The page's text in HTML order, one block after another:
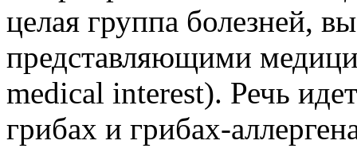
целая группа болезней,
представляющими
medical interest). Речь
грибах и грибах-